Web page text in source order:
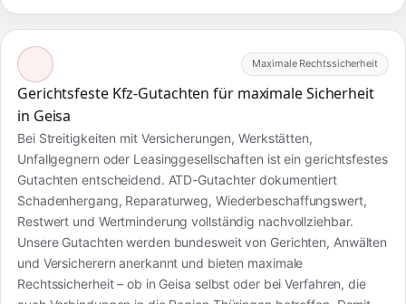
Maximale Rechtssicherheit
Gerichtsfeste Kfz-Gutachten für maximale Sicherheit
in Geisa
Bei Streitigkeiten mit Versicherungen, Werkstätten,
Unfallgegnern oder Leasinggesellschaften ist ein gerichtsfestes
Gutachten entscheidend. ATD-Gutachter dokumentiert
Schadenhergang, Reparaturweg, Wiederbeschaffungswert,
Restwert und Wertminderung vollständig nachvollziehbar.
Unsere Gutachten werden bundesweit von Gerichten, Anwälten
und Versicherern anerkannt und bieten maximale
Rechtssicherheit – ob in Geisa selbst oder bei Verfahren, die